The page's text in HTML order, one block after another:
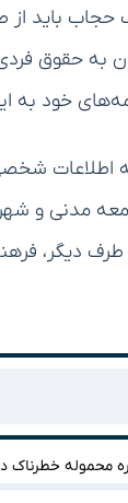
حجاب باید
به حقوق
خود به
اطلاعات
مدنی و
طرف دیگر،
محموله